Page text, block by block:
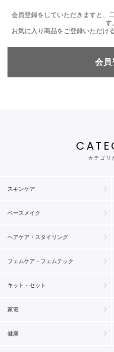
会員登録をしていただきますと、
す。
お気に入り商品をご登録いただけ
会
カテゴリ
スキンケア
ベースメイク
ヘアケア・スタイリング
フェムケア・フェムテック
キット・セット
家電
健康